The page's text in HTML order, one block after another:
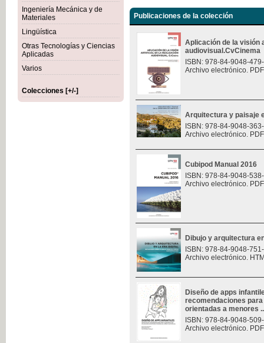
Ingeniería Mecánica y de
Materiales
Lingüística
Otras Tecnologías y Ciencias
Aplicadas
Varios
Colecciones [+/-]
Publicaciones de la colección
Aplicación de la visión
audiovisual.CvCinema
ISBN: 978-84-9048-
Archivo electrónico.
Arquitectura y paisaje
ISBN: 978-84-9048-
Archivo electrónico.
Cubipod Manual 2016
ISBN: 978-84-9048-
Archivo electrónico.
Dibujo y arquitectura
ISBN: 978-84-9048-
Archivo electrónico.
Diseño de apps
recomendaciones
orientadas a menores
ISBN: 978-84-9048-
Archivo electrónico.